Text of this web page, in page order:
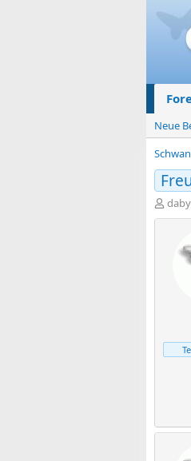
Neue
E
r
daby